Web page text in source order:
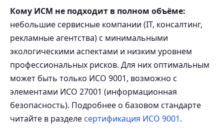
Кому ИСМ не подходит в полном объёме:
небольшие сервисные компании (IT, консалтинг,
рекламные агентства) с минимальными
экологическими аспектами и низким уровнем
профессиональных рисков. Для них оптимальным
может быть только ИСО 9001, возможно с
элементами ИСО 27001 (информационная
безопасность). Подробнее о базовом стандарте
читайте в разделесертификация ИСО 9001.